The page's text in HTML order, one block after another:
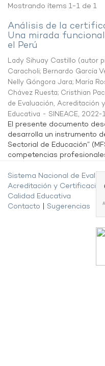
Mostrando ítems 1-1 de 1
Análisis de la
Una mirada
el Perú
Lady Sihuay Castillo (autor
Caracholi; Bernardo García
Nelly Góngora Jara; María
Chávez Ruesta; Cristhian
de Evaluación, Acreditación
Educativa - SINEACE, 2022-
El presente documento
desarrolla un instrumento
Sectorial de Educación”
competencias profesionales
Sistema Nacional de
Acreditación y Certificación
Calidad Educativa
Contacto
Sugerencias